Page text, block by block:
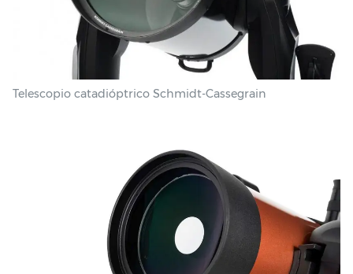
Telescopio catadióptrico Schmidt-Cassegrain